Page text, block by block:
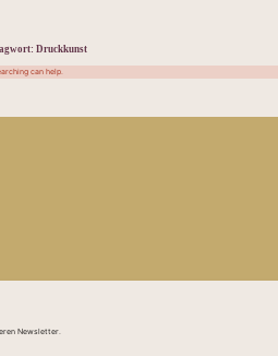
Druckkunst
can help.
Newsletter.